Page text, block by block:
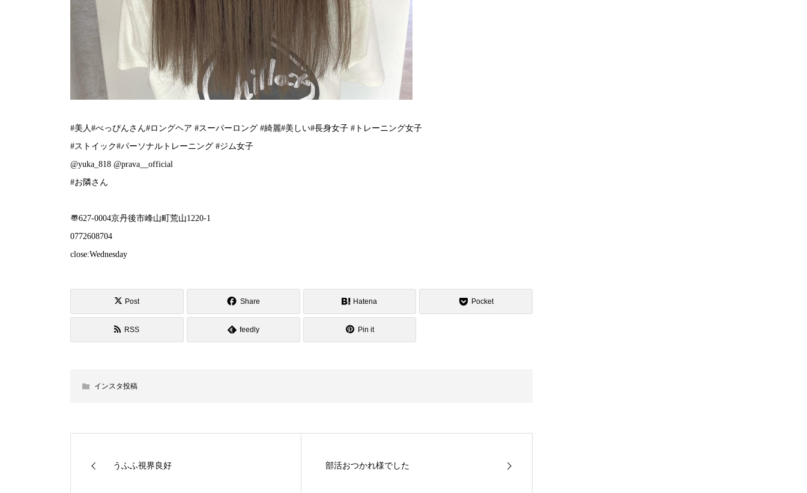
#美人#べっぴんさん#ロングヘア #スーパーロング #綺麗#美しい#長身女子 #トレーニング女子
#ストイック#パーソナルトレーニング #ジム女子
@yuka_818 @prava__official
#お隣さん
〠627-0004京丹後市峰山町荒山1220-1
︎0772608704
close:Wednesday
Post Share Hatena Pocket
RSS feedly Pin it
インスタ投稿
うふふ視界良好 部活おつかれ様でした